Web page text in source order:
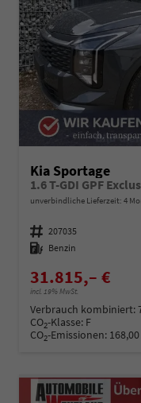
Kia Sportage
1.6 T-GDI GPF
unverbindliche Lieferzeit: 4
Fahrzeugnummer 207035
Kraftstoff Benzin
31.815,– €
incl. 19% MwSt.
Verbrauch kombiniert:
CO2-Klasse: F
CO2-Emissionen: